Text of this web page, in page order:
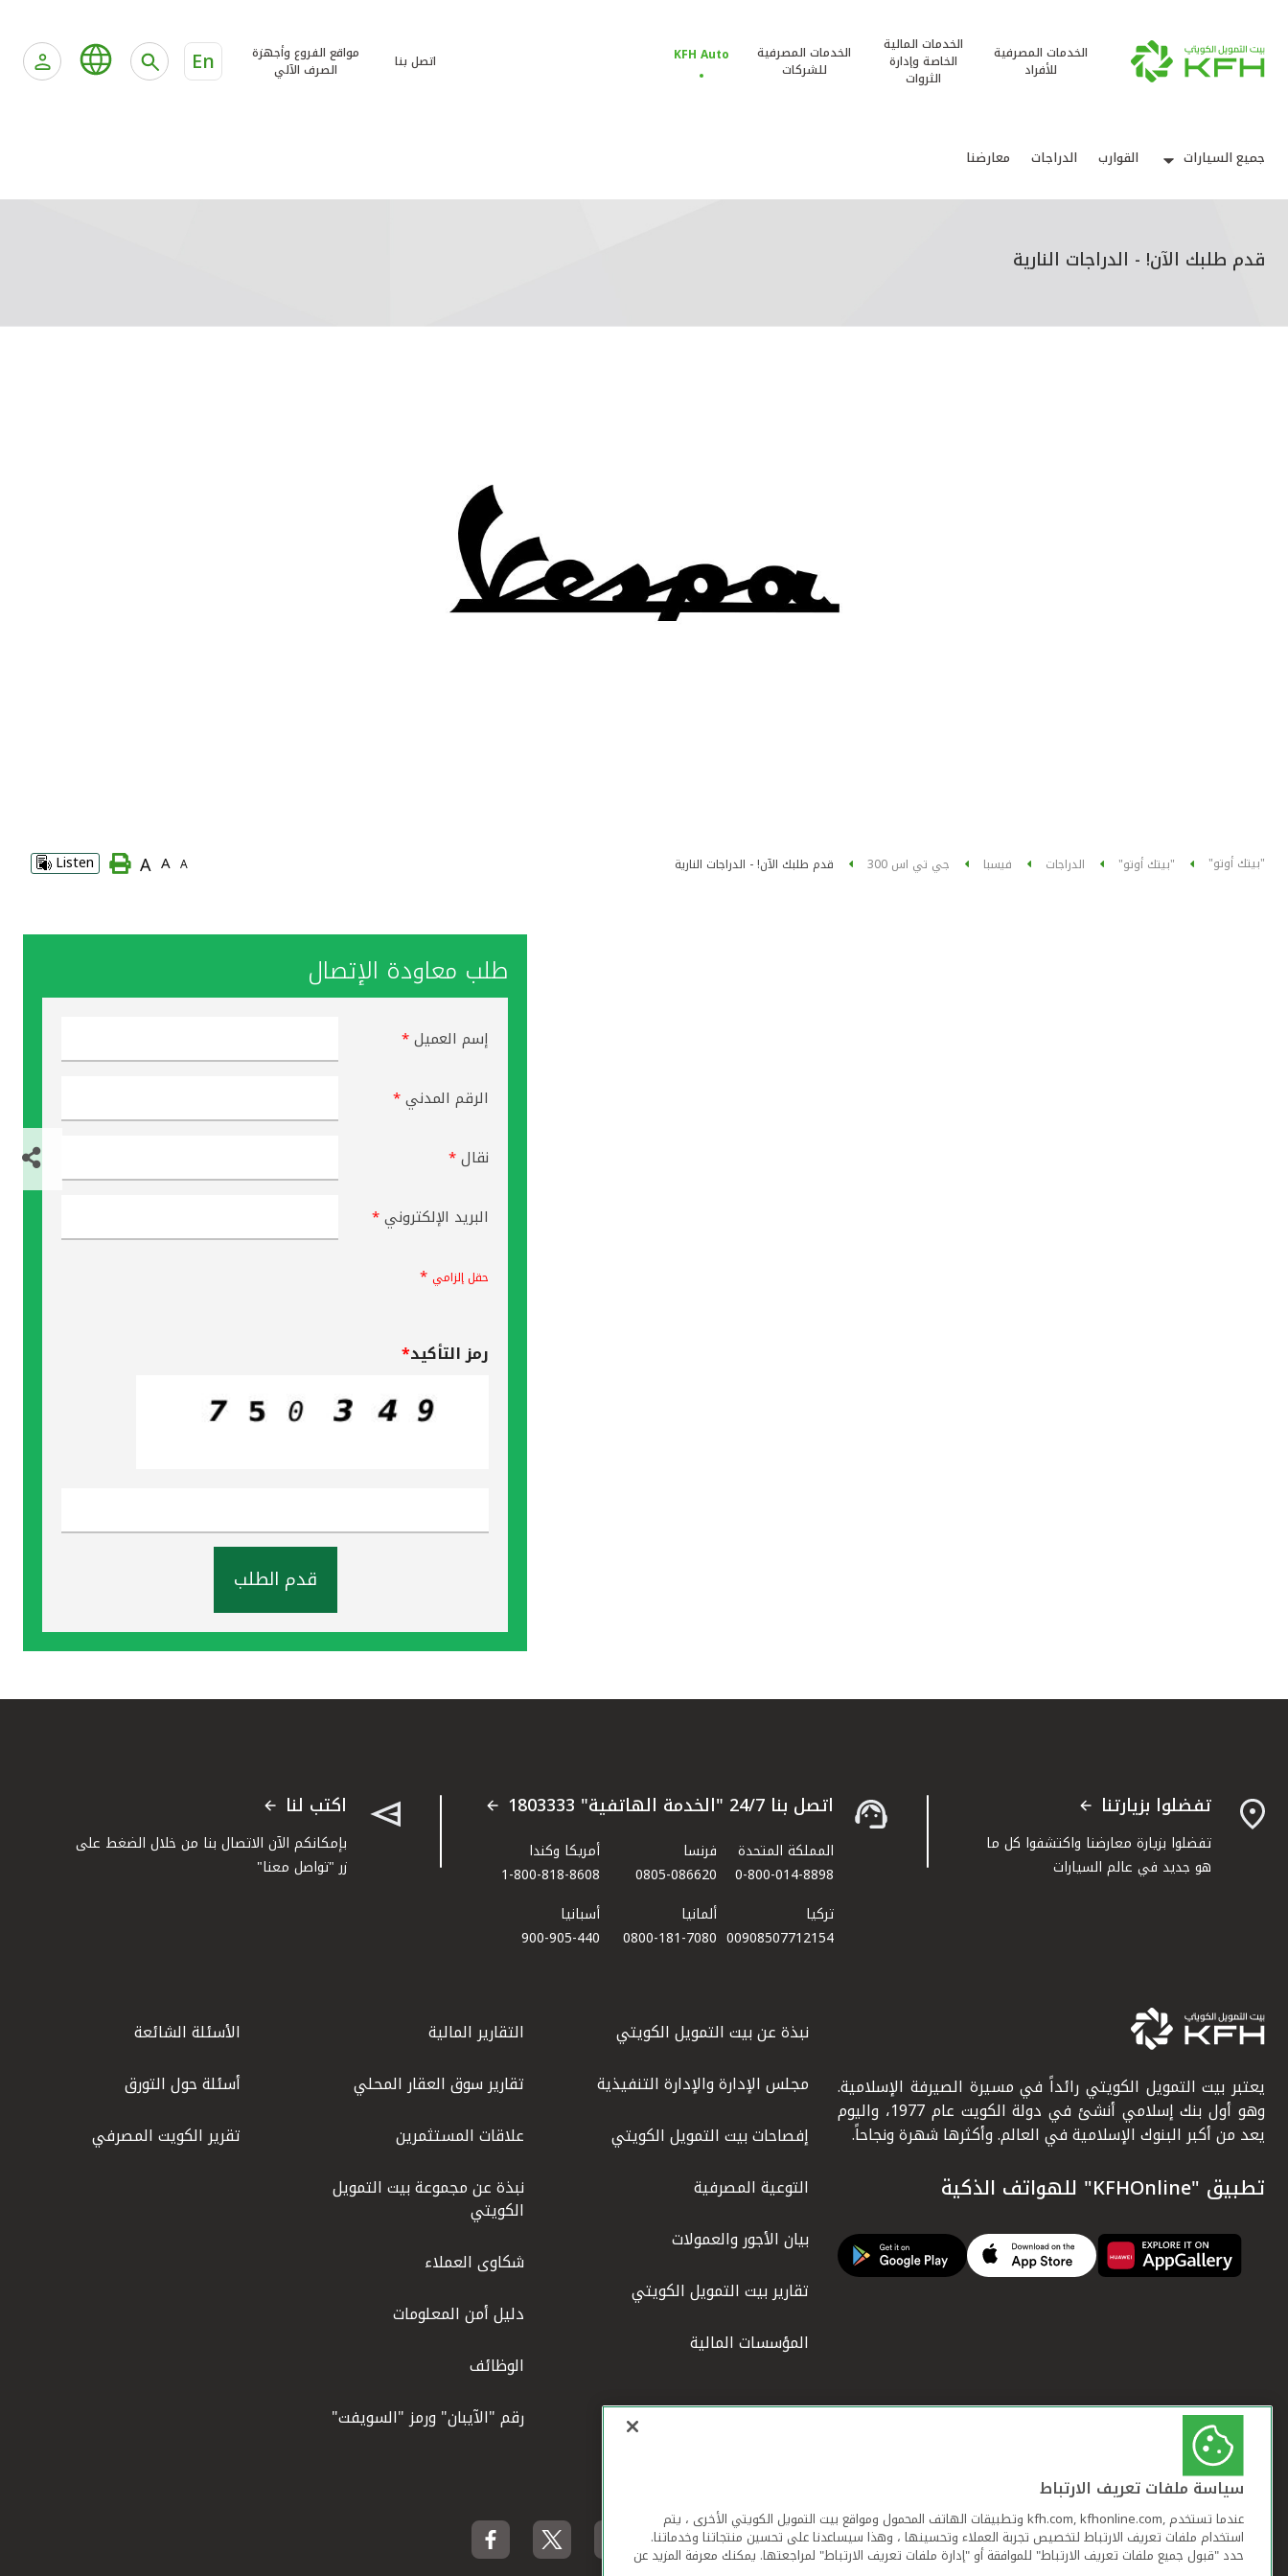
الخدمات المصرفية
للأفراد
الخدمات المالية
الخاصة وإدارة
الثروات
الخدمات المصرفية
للشركات
KFH Auto اتصل بنا
مواقع الفروع وأجهزة
الصرف الآلي
En
جميع السيارات القوارب الدراجات معارضنا
قدم طلبك الآن! - الدراجات النارية
"بيتك أوتو" "بيتك أوتو" الدراجات فيسبا جي تي اس 300 قدم طلبك الآن! - الدراجات النارية A
A
A
Listen
طلب معاودة الإتصال
إسم العميل*
الرقم المدني*
نقال*
البريد الإلكتروني*
حقل إلزامي *
رمز التأكيد*
قدم الطلب
تفضلوا بزيارتنا
تفضلوا بزيارة معارضنا واكتشفوا كل ما
هو جديد في عالم السيارات
اتصل بنا 24/7 "الخدمة الهاتفية" 1803333
المملكة المتحدة
0-800-014-8898
فرنسا
0805-086620
أمريكا وكندا
1-800-818-8608
تركيا
00908507712154​
ألمانيا
0800-181-7080
أسبانيا
900-905-440
اكتب لنا
بإمكانكم الآن الاتصال بنا من خلال الضغط على
زر "تواصل معنا"
يعتبر بيت التمويل الكويتي رائداً في مسيرة الصيرفة الإسلامية.
وهو أول بنك إسلامي أنشئ في دولة الكويت عام 1977، واليوم
يعد من أكبر البنوك الإسلامية في العالم. وأكثرها شهرة ونجاحاً.
تطبيق "KFHOnline" للهواتف الذكية
نبذة عن بيت التمويل الكويتي
مجلس الإدارة والإدارة التنفيذية
إفصاحات بيت التمويل الكويتي
التوعية المصرفية
بيان الأجور والعمولات
تقارير بيت التمويل الكويتي
المؤسسات المالية
التقارير المالية
تقارير سوق العقار المحلي
علاقات المستثمرين
نبذة عن مجموعة بيت التمويل
الكويتي
شكاوى العملاء
دليل أمن المعلومات
الوظائف
رقم "الآيبان" ورمز "السويفت"
الأسئلة الشائعة
أسئلة حول التورق
تقرير الكويت المصرفي
سياسة ملفات تعريف الارتباط
عندما تستخدم ,kfh.com, kfhonline.com وتطبيقات الهاتف المحمول ومواقع بيت التمويل الكويتي الأخرى ، يتم
استخدام ملفات تعريف الارتباط لتخصيص تجربة العملاء وتحسينها ، وهذا سيساعدنا على تحسين منتجاتنا وخدماتنا.
حدد "قبول جميع ملفات تعريف الارتباط" للموافقة أو "إدارة ملفات تعريف الارتباط" لمراجعتها. يمكنك معرفة المزيد عن